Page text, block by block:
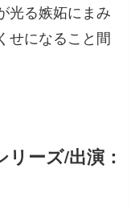
光る嫉妬にまみ
せになること間
ーズ/出演：